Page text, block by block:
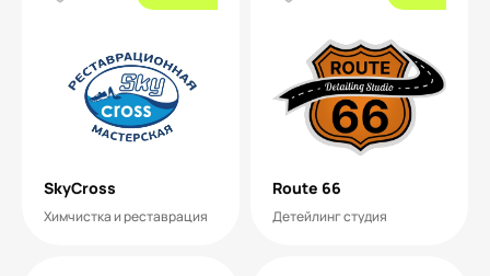
SkyСross
Химчистка и реставрация
Route 66
Детейлинг студия